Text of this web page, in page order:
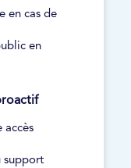
en cas de
en
accès
support